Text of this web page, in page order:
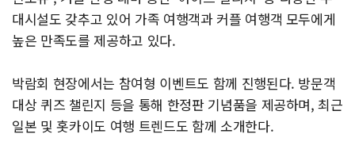
대시설도 갖추고 있어 가족 여행객과 커플 여행객 모두에게
높은 만족도를 제공하고 있다.
박람회 현장에서는 참여형 이벤트도 함께 진행된다. 방문객
대상 퀴즈 챌린지 등을 통해 한정판 기념품을 제공하며, 최근
일본 및 홋카이도 여행 트렌드도 함께 소개한다.